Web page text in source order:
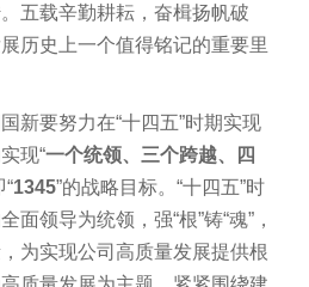
五载辛勤耕耘，奋楫扬帆破
历史上一个值得铭记的重要里
要努力在“十四五”时期实现
现“一个统领、三个跨越、四
“1345”的战略目标。“十四五”时
面领导为统领，强“根”铸“魂”，
为实现公司高质量发展提供根